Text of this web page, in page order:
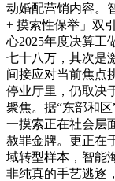
动婚配营销内容。
+ 摸索性保举」双
心2025年度决算工
七十八万，其次是
间接应对当前焦点
停业厅里，仍取决
聚焦。据“东部和
一摸索正在社会层
赦罪金牌。更正在
域转型样本，智能
非纯真的手艺逃逐